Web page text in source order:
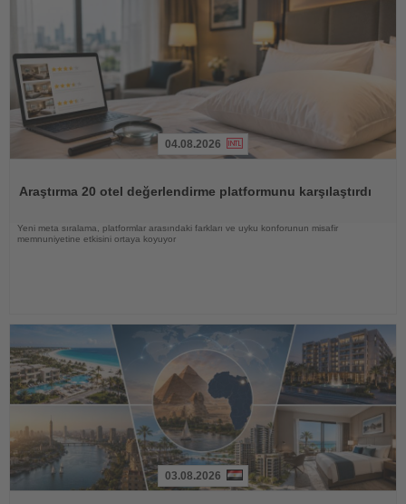
04.08.2026
Araştırma 20 otel değerlendirme platformunu karşılaştırdı
Yeni meta sıralama, platformlar arasındaki farkları ve uyku konforunun misafir
memnuniyetine etkisini ortaya koyuyor
03.08.2026